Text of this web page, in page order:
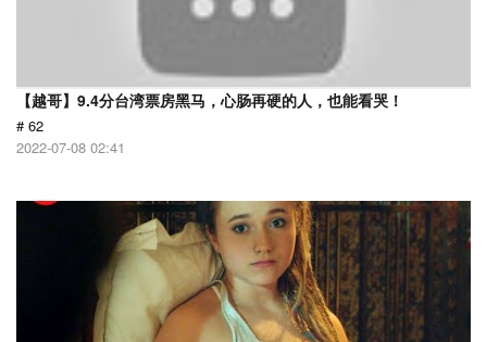
【越哥】9.4分台湾票房黑马，心肠再硬的人，也能看哭！
# 62
2022-07-08 02:41